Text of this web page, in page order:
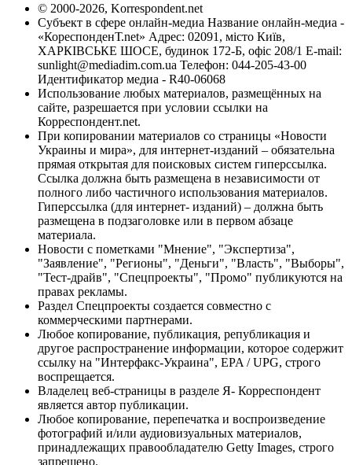
© 2000-2026, Korrespondent.net
Субъект в сфере онлайн-медиа Название онлайн-медиа -
«КореспонденТ.net» Адрес: 02091, місто Київ,
ХАРКІВСЬКЕ ШОСЕ, будинок 172-Б, офіс 208/1 E-mail:
sunlight@mediadim.com.ua Телефон: 044-205-43-00
Идентификатор медиа - R40-06068
Использование любых материалов, размещённых на
сайте, разрешается при условии ссылки на
Корреспондент.net.
При копировании материалов со страницы «Новости
Украины и мира», для интернет-изданий – обязательна
прямая открытая для поисковых систем гиперссылка.
Ссылка должна быть размещена в независимости от
полного либо частичного использования материалов.
Гиперссылка (для интернет- изданий) – должна быть
размещена в подзаголовке или в первом абзаце
материала.
Новости с пометками "Мнение", "Экспертиза",
"Заявление", "Регионы", "Деньги", "Власть", "Выборы",
"Тест-драйв", "Спецпроекты", "Промо" публикуются на
правах рекламы.
Раздел Спецпроекты создается совместно с
коммерческими партнерами.
Любое копирование, публикация, републикация и
другое распространение информации, которое содержит
ссылку на "Интерфакс-Украина", EPA / UPG, строго
воспрещается.
Владелец веб-страницы в разделе Я- Корреспондент
является автор публикации.
Любое копирование, перепечатка и воспроизведение
фотографий и/или аудиовизуальных материалов,
принадлежащих правообладателю Getty Images, строго
запрещено.